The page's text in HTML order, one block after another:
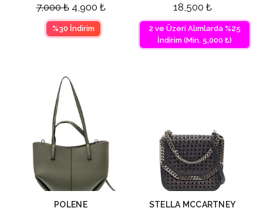
7,000₺ 4,900 ₺
%30 İndirim
18,500 ₺
2 ve Üzeri Alımlarda %25
İndirim (Min. 5,000 ₺)
POLENE
STELLA MCCARTNEY